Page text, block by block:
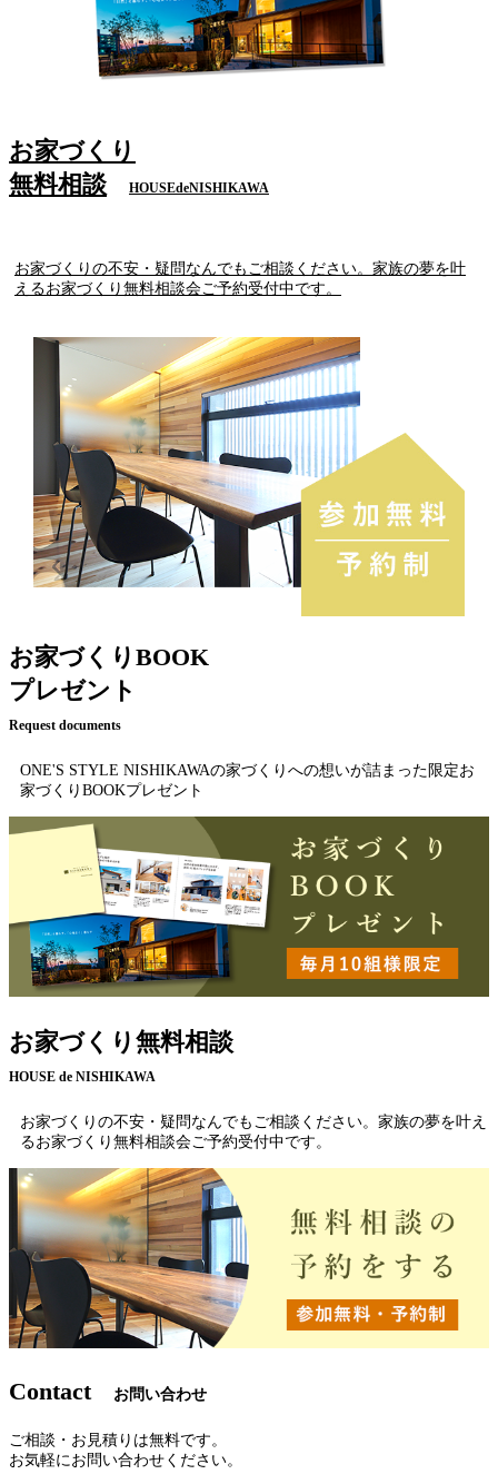
お家づくり
無料相談
HOUSEdeNISHIKAWA
お家づくりの不安・疑問なんでもご相談ください。家族の夢を叶
えるお家づくり無料相談会ご予約受付中です。
お家づくりBOOK
プレゼント
Request documents
ONE'S STYLE NISHIKAWAの家づくりへの想いが詰まった限定お
家づくりBOOKプレゼント
お家づくり無料相談
HOUSE de NISHIKAWA
お家づくりの不安・疑問なんでもご相談ください。家族の夢を叶え
るお家づくり無料相談会ご予約受付中です。
Contact お問い合わせ
ご相談・お見積りは無料です。
お気軽にお問い合わせください。